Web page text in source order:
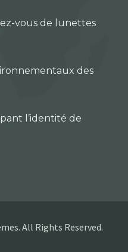
vous de lunettes
des
l’identité de
All Rights Reserved.